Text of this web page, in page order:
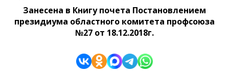
Занесена в Книгу почета Постановлением
президиума областного комитета профсоюза
№27 от 18.12.2018г.